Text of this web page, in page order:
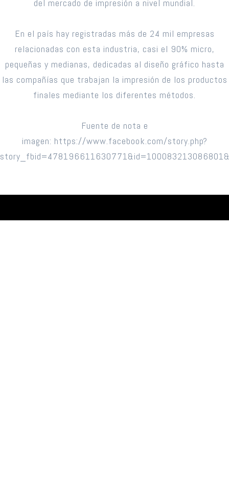
del mercado de impresión a nivel mundial.
En el país hay registradas más de 24 mil empresas
relacionadas con esta industria, casi el 90% micro,
pequeñas y medianas, dedicadas al diseño gráfico hasta
las compañías que trabajan la impresión de los productos
finales mediante los diferentes métodos.
Fuente de nota e
imagen: https://www.facebook.com/story.php?